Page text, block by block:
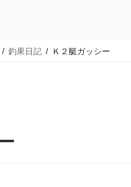
釣果日記 Ｋ２艇ガッシー